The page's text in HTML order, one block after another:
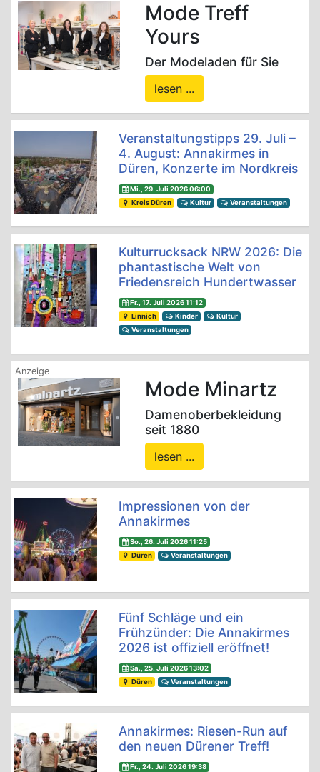
Mode Treff
Yours
Der Modeladen für Sie
lesen ...
Veranstaltungstipps 29. Juli –
4. August: Annakirmes in
Düren, Konzerte im Nordkreis
Mi., 29. Juli 2026 06:00
Kreis Düren
Kultur Veranstaltungen
Kulturrucksack NRW 2026: Die
phantastische Welt von
Friedensreich Hundertwasser
Fr., 17. Juli 2026 11:12
Linnich
Kinder
Kultur
Veranstaltungen
Mode Minartz
Damenoberbekleidung
seit 1880
lesen ...
Impressionen von der
Annakirmes
So., 26. Juli 2026 11:25
Düren
Veranstaltungen
Fünf Schläge und ein
Frühzünder: Die Annakirmes
2026 ist offiziell eröffnet!
Sa., 25. Juli 2026 13:02
Düren
Veranstaltungen
Annakirmes: Riesen-Run auf
den neuen Dürener Treff!
Fr., 24. Juli 2026 19:38